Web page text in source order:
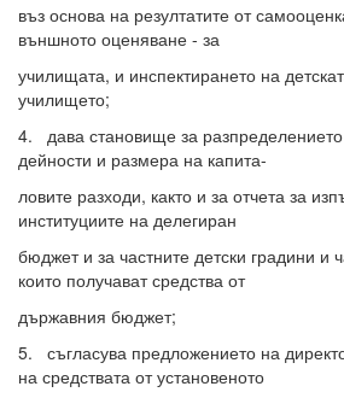
въз основа на резултатите от
външното оценяване - за
училищата, и инспектирането на
училището;
4. дава становище за
дейности и размера на капита-
ловите разходи, както и за отчета за
институциите на делегиран
бюджет и за частните детски градини и
които получават средства от
държавния бюджет;
5. съгласува предложението на
на средствата от установеното